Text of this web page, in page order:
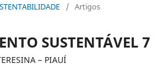
/ Artigos
SUSTENTÁVEL 7
– PIAUÍ